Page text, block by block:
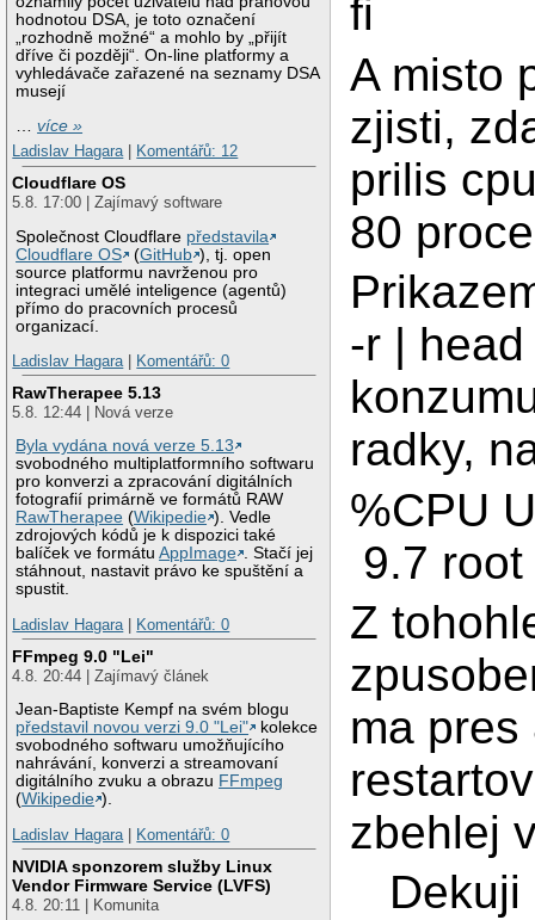
hodnotou DSA, je toto označení
„rozhodně možné“ a mohlo by „přijít
dříve či později“. On-line platformy a
vyhledávače zařazené na seznamy DSA
musejí
…více »
Ladislav Hagara| Komentářů: 12
Cloudflare OS
5.8. 17:00 | Zajímavý software
Společnost Cloudflare představila
Cloudflare OS
(GitHub ), tj. open
source platformu navrženou pro
integraci umělé inteligence (agentů)
přímo do pracovních procesů
organizací.
Ladislav Hagara| Komentářů: 0
RawTherapee 5.13
5.8. 12:44 | Nová verze
Byla vydána nová verze 5.13
svobodného multiplatformního softwaru
pro konverzi a zpracování digitálních
fotografií primárně ve formátů RAW
RawTherapee (Wikipedie ). Vedle
zdrojových kódů je k dispozici také
balíček ve formátuAppImage . Stačí jej
stáhnout, nastavit právo ke spuštění a
spustit.
Ladislav Hagara| Komentářů: 0
FFmpeg 9.0 "Lei"
4.8. 20:44 | Zajímavý článek
Jean-Baptiste Kempf na svém blogu
představil novou verzi 9.0 "Lei"
kolekce
svobodného softwaru umožňujícího
nahrávání, konverzi a streamovaní
digitálního zvuku a obrazu FFmpeg
(Wikipedie ).
Ladislav Hagara| Komentářů: 0
NVIDIA sponzorem služby Linux
Vendor Firmware Service (LVFS)
4.8. 20:11 | Komunita
fi
A misto
zjisti,
prilis
80
-r |
radky,
%CPU
9.7 root
Z
ma
zbehlej
Dekuji